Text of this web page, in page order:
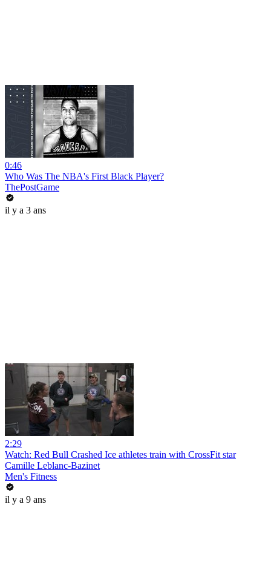
0:46
Who Was The NBA's First Black Player?
ThePostGame
il y a 3 ans
2:29
Watch: Red Bull Crashed Ice athletes train with CrossFit star
Camille Leblanc-Bazinet
Men's Fitness
il y a 9 ans